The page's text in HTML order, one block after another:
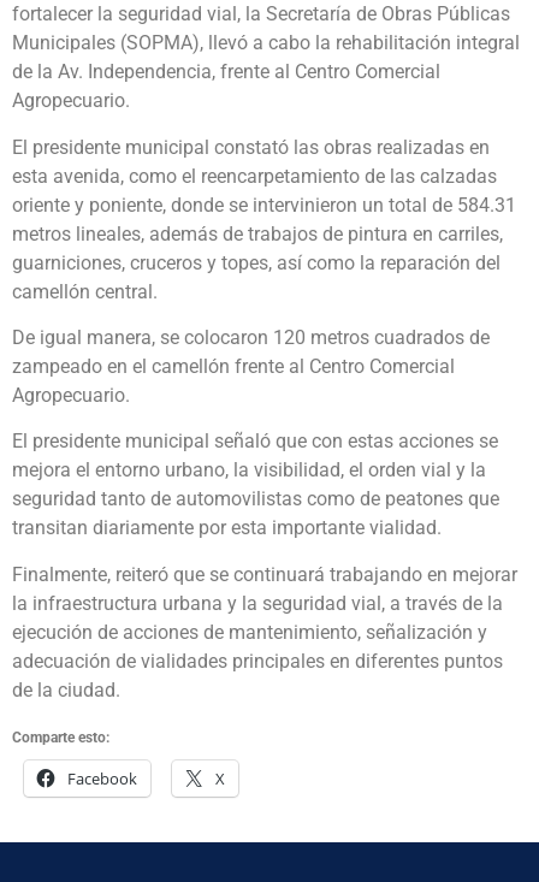
fortalecer la seguridad vial, la Secretaría de Obras Públicas
Municipales (SOPMA), llevó a cabo la rehabilitación integral
de la Av. Independencia, frente al Centro Comercial
Agropecuario.
El presidente municipal constató las obras realizadas en
esta avenida, como el reencarpetamiento de las calzadas
oriente y poniente, donde se intervinieron un total de 584.31
metros lineales, además de trabajos de pintura en carriles,
guarniciones, cruceros y topes, así como la reparación del
camellón central.
De igual manera, se colocaron 120 metros cuadrados de
zampeado en el camellón frente al Centro Comercial
Agropecuario.
El presidente municipal señaló que con estas acciones se
mejora el entorno urbano, la visibilidad, el orden vial y la
seguridad tanto de automovilistas como de peatones que
transitan diariamente por esta importante vialidad.
Finalmente, reiteró que se continuará trabajando en mejorar
la infraestructura urbana y la seguridad vial, a través de la
ejecución de acciones de mantenimiento, señalización y
adecuación de vialidades principales en diferentes puntos
de la ciudad.
Comparte esto:
Facebook X